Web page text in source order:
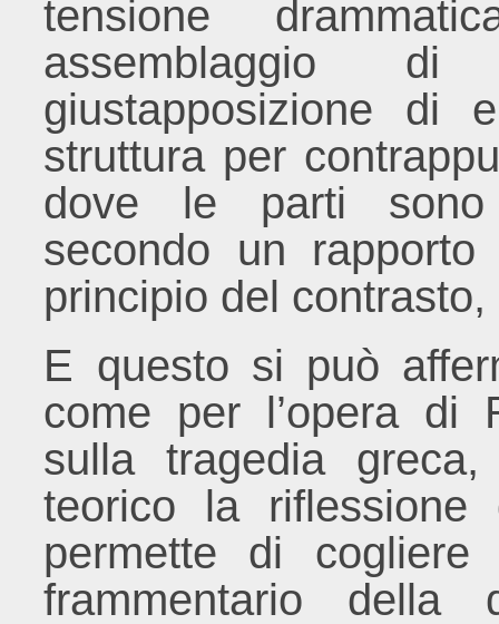
tensione
assemblaggio
giustapposizione di
struttura per
dove le parti sono
secondo un
principio del
E questo si può
come per l’opera di
sulla tragedia
teorico la riflessione
permette di
frammentario della